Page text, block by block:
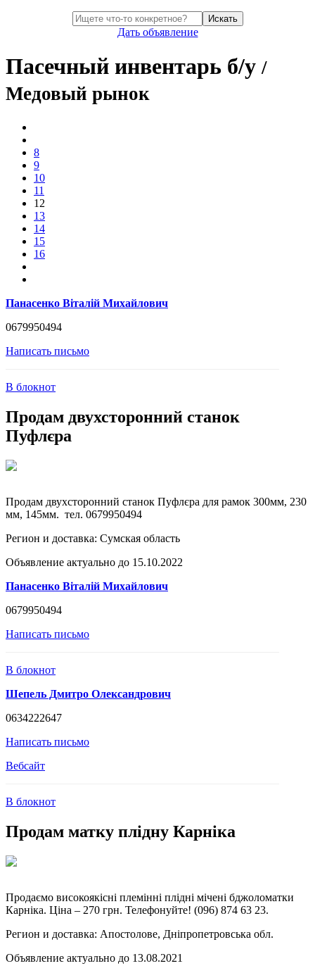
Искать
Дать объявление
Пасечный инвентарь б/у/
Медовый рынок
8
9
10
11
12
13
14
15
16
Панасенко Віталій Михайлович
0679950494
Написать письмо
В блокнот
Продам двухсторонний станок
Пуфлєра
Продам двухсторонний станок Пуфлєра для рамок 300мм, 230
мм, 145мм. тел. 0679950494
Регион и доставка: Сумская область
Объявление актуально до 15.10.2022
Панасенко Віталій Михайлович
0679950494
Написать письмо
В блокнот
Шепель Дмитро Олександрович
0634222647
Написать письмо
Вебсайт
В блокнот
Продам матку плідну Карніка
Продаємо високоякісні племінні плідні мічені бджоломатки
Карніка. Ціна – 270 грн. Телефонуйте! (096) 874 63 23.
Регион и доставка: Апостолове, Дніпропетровська обл.
Объявление актуально до 13.08.2021